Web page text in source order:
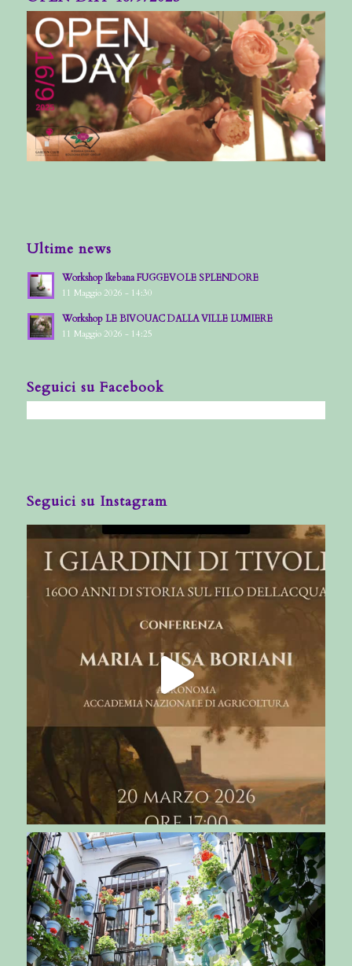
Ultime news
Workshop Ikebana FUGGEVOLE SPLENDORE
11 Maggio 2026 - 14:30
Workshop LE BIVOUAC DALLA VILLE LUMIERE
11 Maggio 2026 - 14:25
Seguici su Facebook
Seguici su Instagram